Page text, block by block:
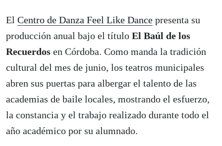
El Centro de Danza Feel Like Dance presenta su
producción anual bajo el título El Baúl de los
Recuerdos en Córdoba. Como manda la tradición
cultural del mes de junio, los teatros municipales
abren sus puertas para albergar el talento de las
academias de baile locales, mostrando el esfuerzo,
la constancia y el trabajo realizado durante todo el
año académico por su alumnado.